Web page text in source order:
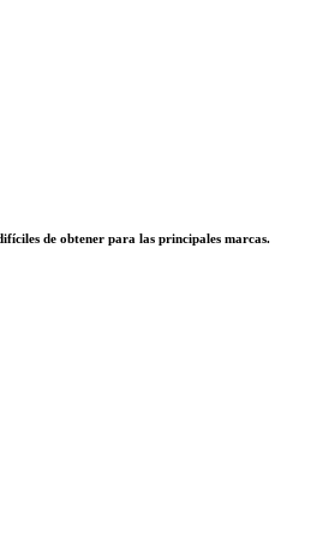
de obtener para las principales marcas.